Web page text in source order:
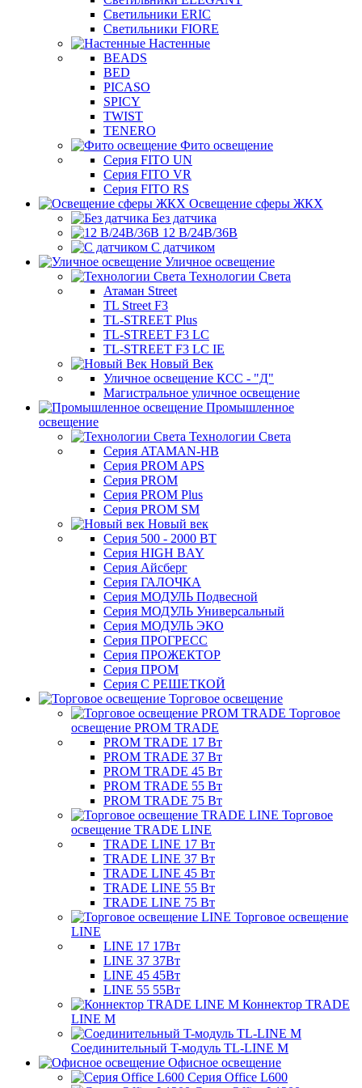
Светильники ERIC
Светильники FIORE
Настенные
BEADS
BED
PICASO
SPICY
TWIST
TENERO
Фито освещение
Серия FITO UN
Серия FITO VR
Серия FITO RS
Освещение сферы ЖКХ
Без датчика
12 В/24В/36В
С датчиком
Уличное освещение
Технологии Света
Атаман Street
TL Street F3
TL-STREET Plus
TL-STREET F3 LC
TL-STREET F3 LC IE
Новый Век
Уличное освещение КСС - "Д"
Магистральное уличное освещение
Промышленное
освещение
Технологии Света
Серия ATAMAN-HB
Серия PROM APS
Серия PROM
Серия PROM Plus
Серия PROM SM
Новый век
Серия 500 - 2000 ВТ
Серия HIGH BAY
Серия Айсберг
Серия ГАЛОЧКА
Серия МОДУЛЬ Подвесной
Серия МОДУЛЬ Универсальный
Серия МОДУЛЬ ЭКО
Серия ПРОГРЕСС
Серия ПРОЖЕКТОР
Серия ПРОМ
Серия С РЕШЕТКОЙ
Торговое освещение
Торговое
освещение PROM TRADE
PROM TRADE 17 Вт
PROM TRADE 37 Вт
PROM TRADE 45 Вт
PROM TRADE 55 Вт
PROM TRADE 75 Вт
Торговое
освещение TRADE LINE
TRADE LINE 17 Вт
TRADE LINE 37 Вт
TRADE LINE 45 Вт
TRADE LINE 55 Вт
TRADE LINE 75 Вт
Торговое освещение
LINE
LINE 17 17Вт
LINE 37 37Вт
LINE 45 45Вт
LINE 55 55Вт
Коннектор TRADE
LINE M
Соединительный T-модуль TL-LINE M
Офисное освещение
Серия Office L600